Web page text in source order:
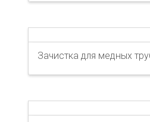
Зачистка для медных